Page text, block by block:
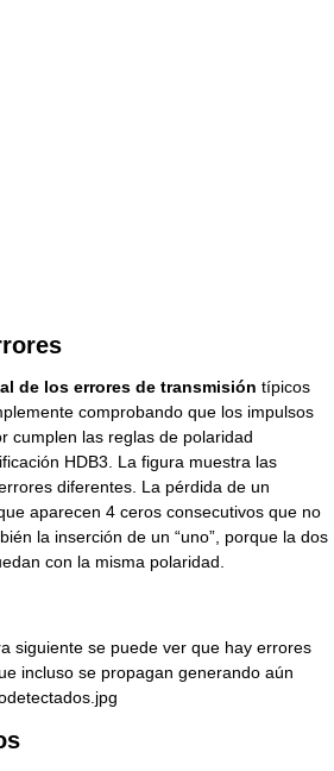
de los errores de transmisión típicos
comprobando que los impulsos
cumplen las reglas de polaridad
HDB3. La figura muestra las
diferentes. La pérdida de un
aparecen 4 ceros consecutivos que no
la inserción de un “uno”, porque la dos
con la misma polaridad.
siguiente se puede ver que hay errores
incluso se propagan generando aún